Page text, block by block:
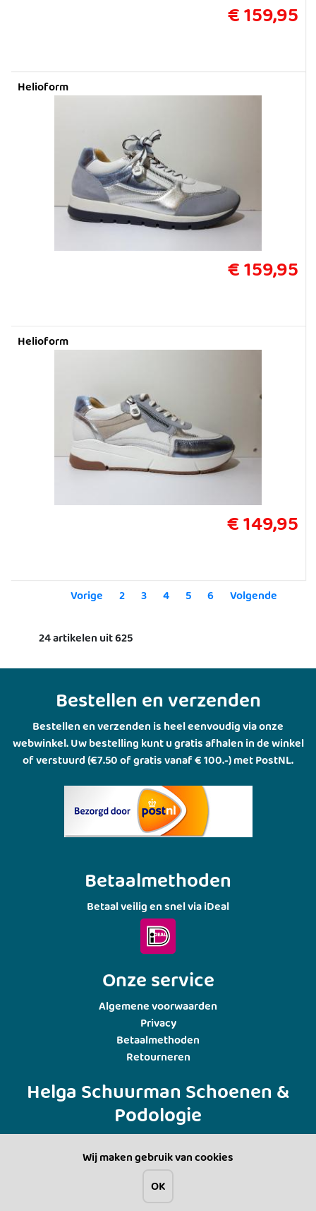
Wij maken gebruik van cookies
OK
€ 159,95
Helioform
€ 159,95
Helioform
€ 149,95
Vorige 2 3 4 5 6 Volgende
24 artikelen uit 625
Bestellen en verzenden
Bestellen en verzenden is heel eenvoudig via onze
webwinkel. Uw bestelling kunt u gratis afhalen in de winkel
of verstuurd (€7.50 of gratis vanaf € 100.-) met PostNL.
Betaalmethoden
Betaal veilig en snel via iDeal
Onze service
Algemene voorwaarden
Privacy
Betaalmethoden
Retourneren
Helga Schuurman Schoenen &
Podologie
7711 AA Nieuwleusen